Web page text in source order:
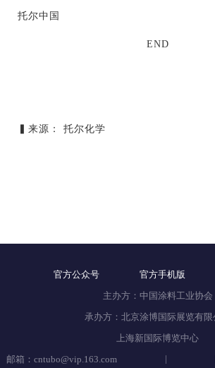
托尔中国
END
▍来源： 托尔化学
官方公众号 官方手机版
主办方：中国涂料工业协会
承办方：北京涂博国际展览有限
上海新国际博览中心
邮箱：cntubo@vip.163.com
|